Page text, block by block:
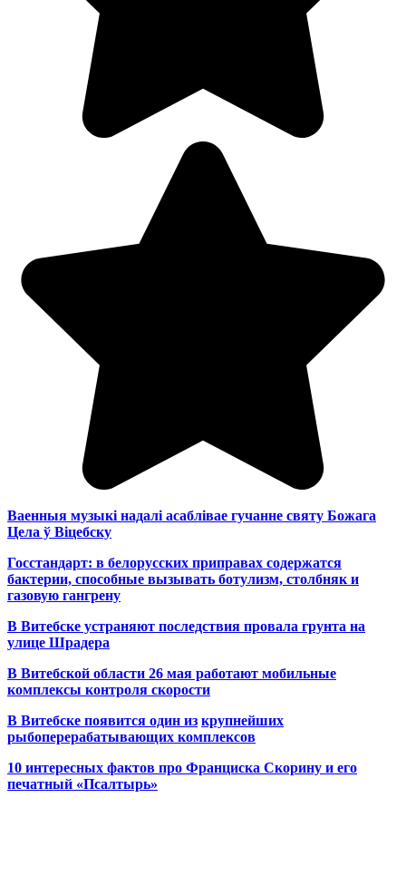
Ваенныя музыкі надалі асаблівае гучанне святу Божага
Цела ў Віцебску
Госстандарт: в белорусских приправах содержатся
бактерии, способные вызывать ботулизм, столбняк и
газовую гангрену
В Витебске устраняют последствия провала грунта на
улице Шрадера
В Витебской области 26 мая работают мобильные
комплексы контроля скорости
В Витебске появится один из крупнейших
рыбоперерабатывающих комплексов
10 интересных фактов про Франциска Скорину и его
печатный «Псалтырь»